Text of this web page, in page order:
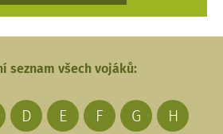
seznam všech vojáků:
D E F G
H